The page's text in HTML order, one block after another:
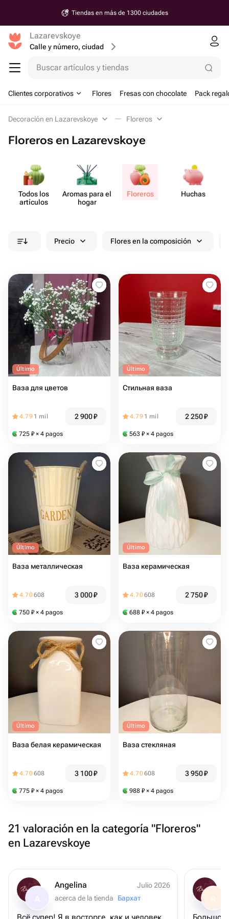
Tiendas en más de 1300 ciudades
Lazarevskoye
Calle y número, ciudad
Buscar artículos y tiendas
Clientes corporativos Flores Fresas con chocolate Pack
Decoración en Lazarevskoye Floreros
Floreros en Lazarevskoye
Todos los
artículos
Aromas para el
hogar
Floreros Huchas
Precio Flores en la composición
Último
Ваза для цветов
4.79 1 mil 2 900₽
725 ₽ × 4 pagos
Último
Стильная ваза
4.79 1 mil 2 250₽
563 ₽ × 4 pagos
Último
Ваза металлическая
4.70608 3 000₽
750 ₽ × 4 pagos
Último
Ваза керамическая
4.70608 2 750₽
688 ₽ × 4 pagos
Último
Ваза белая керамическая
4.70608 3 100₽
775 ₽ × 4 pagos
Último
Ваза стекляная
4.70608 3 950₽
988 ₽ × 4 pagos
21 valoración en la categoría "Floreros"
en Lazarevskoye
Angelina
Julio 2026
acerca de la tienda
Бархат R